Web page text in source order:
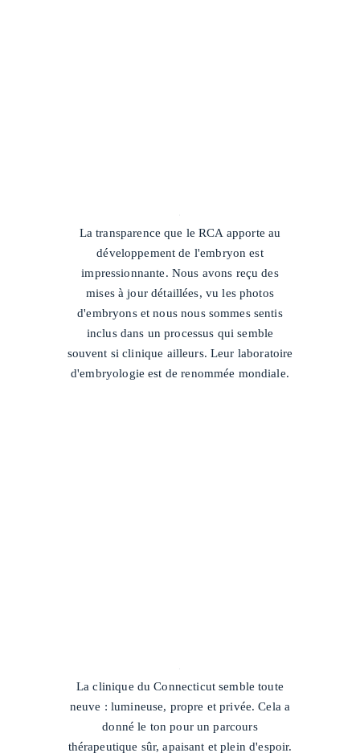
La transparence que le RCA apporte au
développement de l'embryon est
impressionnante. Nous avons reçu des
mises à jour détaillées, vu les photos
d'embryons et nous nous sommes sentis
inclus dans un processus qui semble
souvent si clinique ailleurs. Leur laboratoire
d'embryologie est de renommée mondiale.
La clinique du Connecticut semble toute
neuve : lumineuse, propre et privée. Cela a
donné le ton pour un parcours
thérapeutique sûr, apaisant et plein d'espoir.